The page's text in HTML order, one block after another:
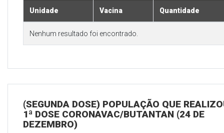
Unidade Vacina Quantidade
Nenhum resultado foi encontrado.
(SEGUNDA DOSE) POPULAÇÃO QUE
1ª DOSE CORONAVAC/BUTANTAN (24 DE
DEZEMBRO)